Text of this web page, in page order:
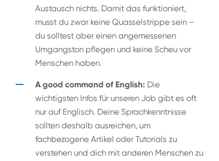
Austausch nichts. Damit das funktioniert,
musst du zwar keine Quasselstrippe sein –
du solltest aber einen angemessenen
Umgangston pflegen und keine Scheu vor
Menschen haben.
A good command of English: Die
wichtigsten Infos für unseren Job gibt es oft
nur auf Englisch. Deine Sprachkenntnisse
sollten deshalb ausreichen, um
fachbezogene Artikel oder Tutorials zu
verstehen und dich mit anderen Menschen zu